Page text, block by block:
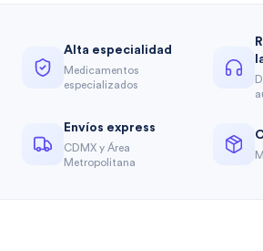
Alta especialidad
Medicamentos
especializados
Envíos express
CDMX y Área
Metropolitana